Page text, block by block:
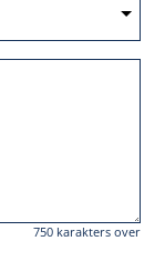
750 karakters over